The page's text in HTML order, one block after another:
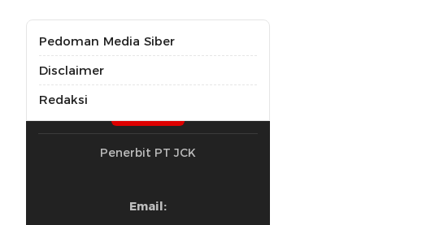
Pedoman Media Siber
Disclaimer
Redaksi
Penerbit PT JCK
Email: